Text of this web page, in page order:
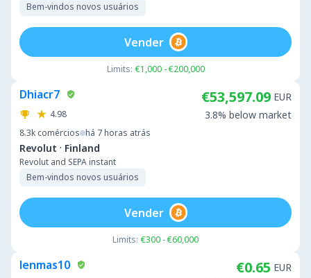
Bem-vindos novos usuários
Limits: €1,000 - €200,000
Vender
Dhiacr7
4.98
8.3k comércios há 7 horas atrás
Revolut · Finland
Revolut and SEPA instant
Bem-vindos novos usuários
€53,597.09 EUR
3.8% below market
Limits: €300 - €60,000
Vender
lenmas10 €0.65 EUR